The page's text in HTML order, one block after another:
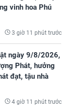
vinh hoa Phú
3 giờ 11 phút trước
ngày 9/8/2026,
Phát, hưởng
đạt, tậu nhà
4 giờ 11 phút trước